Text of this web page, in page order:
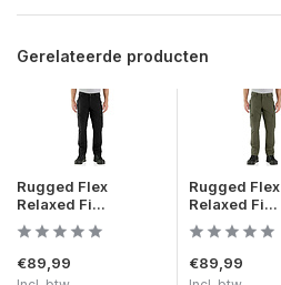
Gerelateerde producten
Rugged Flex
Relaxed Fi...
€89,99
Rugged Flex
Relaxed Fi...
€89,99